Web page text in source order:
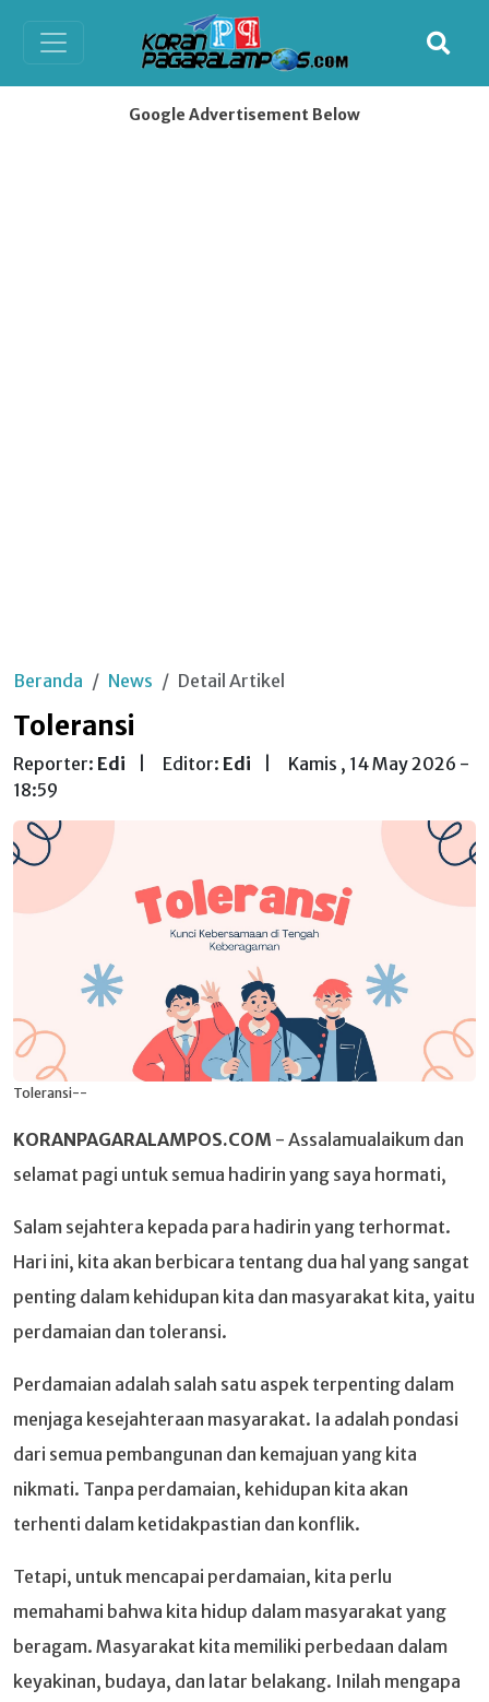
Google Advertisement Below
Beranda News Detail Artikel
Toleransi
Reporter: Edi Editor: Edi
Kamis , 14 May 2026 -
18:59
Toleransi--
KORANPAGARALAMPOS.COM - Assalamualaikum dan
selamat pagi untuk semua hadirin yang saya hormati,
Salam sejahtera kepada para hadirin yang terhormat.
Hari ini, kita akan berbicara tentang dua hal yang sangat
penting dalam kehidupan kita dan masyarakat kita, yaitu
perdamaian dan toleransi.
Perdamaian adalah salah satu aspek terpenting dalam
menjaga kesejahteraan masyarakat. Ia adalah pondasi
dari semua pembangunan dan kemajuan yang kita
nikmati. Tanpa perdamaian, kehidupan kita akan
terhenti dalam ketidakpastian dan konflik.
Tetapi, untuk mencapai perdamaian, kita perlu
memahami bahwa kita hidup dalam masyarakat yang
beragam. Masyarakat kita memiliki perbedaan dalam
keyakinan, budaya, dan latar belakang. Inilah mengapa